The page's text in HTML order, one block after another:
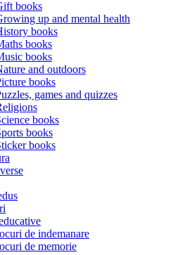
books
up and mental health
books
books
books
and outdoors
books
games and quizzes
books
books
books
de indemanare
de memorie